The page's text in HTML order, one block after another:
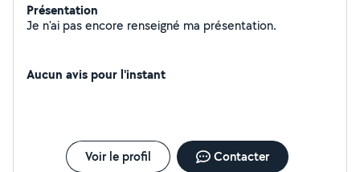
Présentation
Je n'ai pas encore renseigné ma présentation.
Aucun avis pour l'instant
Voir le profil Contacter